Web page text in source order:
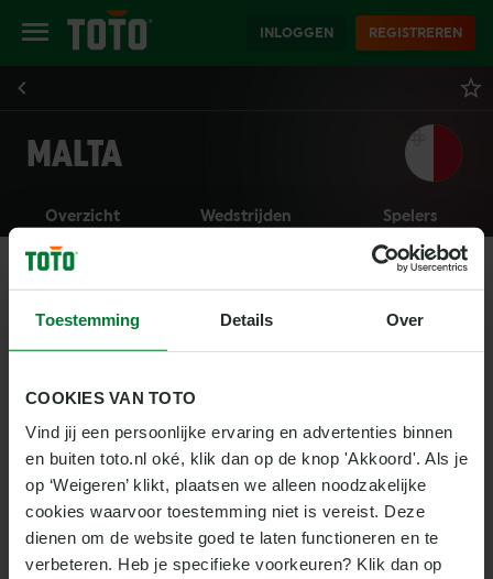
Toestemming Details Over
COOKIES VAN TOTO
Vind jij een persoonlijke ervaring en advertenties binnen
en buiten toto.nl oké, klik dan op de knop 'Akkoord'. Als je
op ‘Weigeren’ klikt, plaatsen we alleen noodzakelijke
cookies waarvoor toestemming niet is vereist. Deze
dienen om de website goed te laten functioneren en te
verbeteren. Heb je specifieke voorkeuren? Klik dan op
INLOGGEN REGISTREREN
MALTA
Overzicht Wedstrijden Spelers